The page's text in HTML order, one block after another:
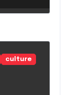
culture